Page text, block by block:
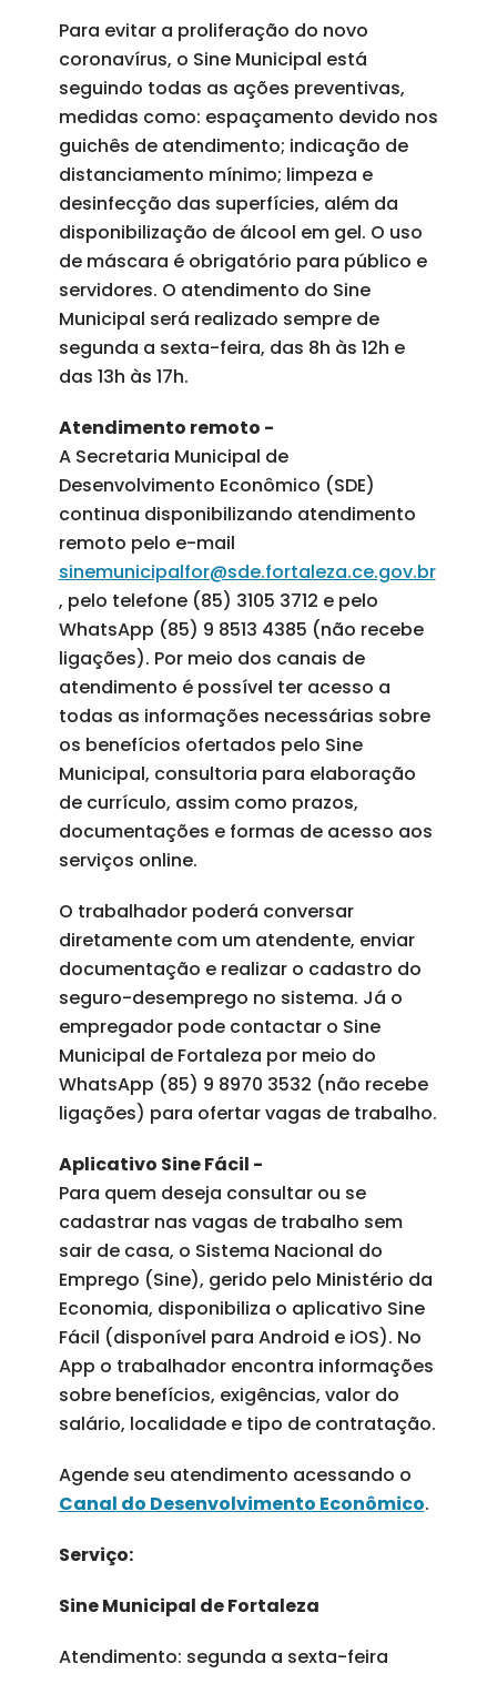
Para evitar a proliferação do novo
coronavírus, o Sine Municipal está
seguindo todas as ações preventivas,
medidas como: espaçamento devido nos
guichês de atendimento; indicação de
distanciamento mínimo; limpeza e
desinfecção das superfícies, além da
disponibilização de álcool em gel. O uso
de máscara é obrigatório para público e
servidores. O atendimento do Sine
Municipal será realizado sempre de
segunda a sexta-feira, das 8h às 12h e
das 13h às 17h.
Atendimento remoto -
A Secretaria Municipal de
Desenvolvimento Econômico (SDE)
continua disponibilizando atendimento
remoto pelo e-mail
sinemunicipalfor@sde.fortaleza.ce.gov.br
, pelo telefone (85) 3105 3712 e pelo
WhatsApp (85) 9 8513 4385 (não recebe
ligações). Por meio dos canais de
atendimento é possível ter acesso a
todas as informações necessárias sobre
os benefícios ofertados pelo Sine
Municipal, consultoria para elaboração
de currículo, assim como prazos,
documentações e formas de acesso aos
serviços online.
O trabalhador poderá conversar
diretamente com um atendente, enviar
documentação e realizar o cadastro do
seguro-desemprego no sistema. Já o
empregador pode contactar o Sine
Municipal de Fortaleza por meio do
WhatsApp (85) 9 8970 3532 (não recebe
ligações) para ofertar vagas de trabalho.
Aplicativo Sine Fácil -
Para quem deseja consultar ou se
cadastrar nas vagas de trabalho sem
sair de casa, o Sistema Nacional do
Emprego (Sine), gerido pelo Ministério da
Economia, disponibiliza o aplicativo Sine
Fácil (disponível para Android e iOS). No
App o trabalhador encontra informações
sobre benefícios, exigências, valor do
salário, localidade e tipo de contratação.
Agende seu atendimento acessando o
Canal do Desenvolvimento Econômico.
Serviço:
Sine Municipal de Fortaleza
Atendimento: segunda a sexta-feira